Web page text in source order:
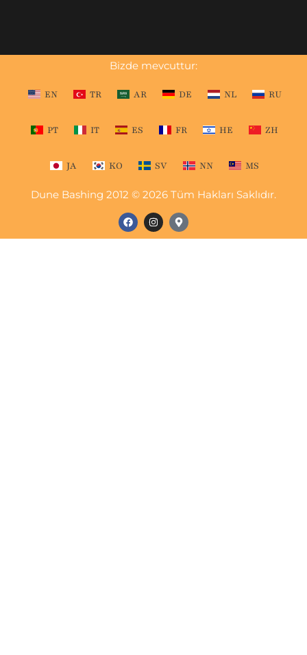
Bizde mevcuttur:
EN TR AR DE NL RU
PT IT ES FR HE ZH
JA KO SV NN MS
Dune Bashing 2012 © 2026 Tüm Hakları Saklıdır.